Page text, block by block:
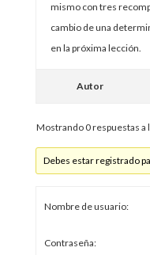
mismo con tres
cambio de una
en la próxima lección.
Autor
Mostrando 0 respuestas a
Debes estar registrado
Nombre de usuario:
Contraseña: